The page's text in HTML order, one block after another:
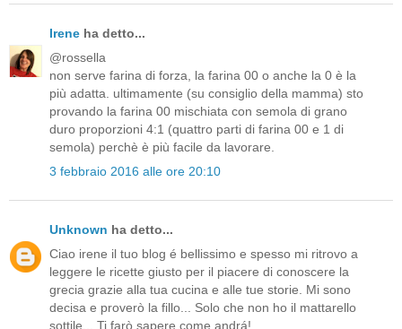
Irene ha detto...
@rossella
non serve farina di forza, la farina 00 o anche la 0 è la
più adatta. ultimamente (su consiglio della mamma) sto
provando la farina 00 mischiata con semola di grano
duro proporzioni 4:1 (quattro parti di farina 00 e 1 di
semola) perchè è più facile da lavorare.
3 febbraio 2016 alle ore 20:10
Unknown ha detto...
Ciao irene il tuo blog é bellissimo e spesso mi ritrovo a
leggere le ricette giusto per il piacere di conoscere la
grecia grazie alla tua cucina e alle tue storie. Mi sono
decisa e proverò la fillo... Solo che non ho il mattarello
sottile... Ti farò sapere come andrá!